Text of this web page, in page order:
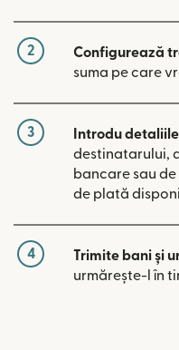
2 Configurează
suma pe care
3 Introdu
destinatarului,
bancare sau
de plată
4 Trimite bani și
urmărește-l în